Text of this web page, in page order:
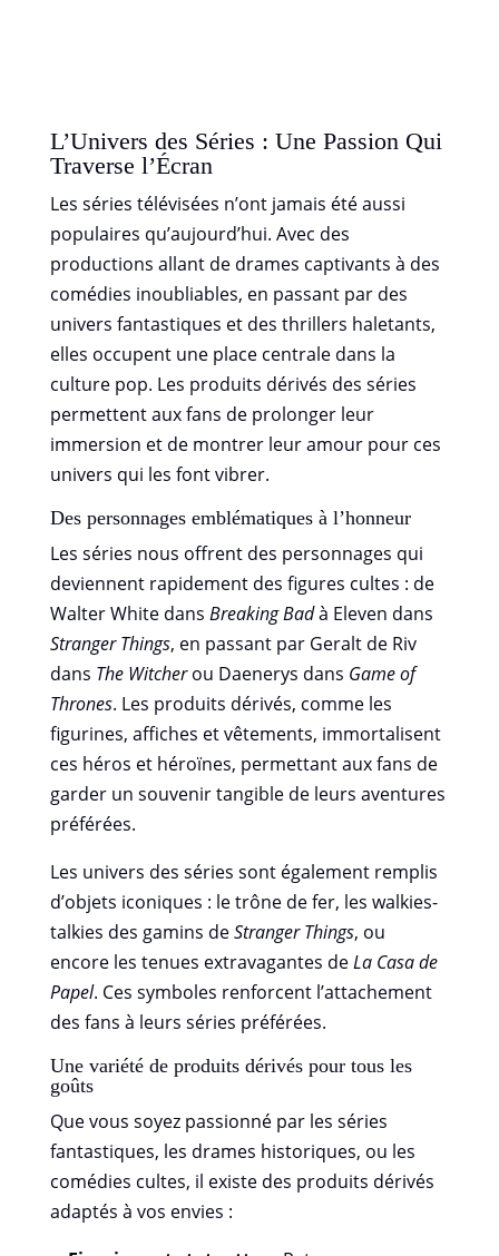
L’Univers des Séries : Une Passion Qui
Traverse l’Écran
Les séries télévisées n’ont jamais été aussi
populaires qu’aujourd’hui. Avec des
productions allant de drames captivants à des
comédies inoubliables, en passant par des
univers fantastiques et des thrillers haletants,
elles occupent une place centrale dans la
culture pop. Les produits dérivés des séries
permettent aux fans de prolonger leur
immersion et de montrer leur amour pour ces
univers qui les font vibrer.
Des personnages emblématiques à l’honneur
Les séries nous offrent des personnages qui
deviennent rapidement des figures cultes : de
Walter White dans Breaking Badà Eleven dans
Stranger Things, en passant par Geralt de Riv
dans The Witcherou Daenerys dans Game of
Thrones. Les produits dérivés, comme les
figurines, affiches et vêtements, immortalisent
ces héros et héroïnes, permettant aux fans de
garder un souvenir tangible de leurs aventures
préférées.
Les univers des séries sont également remplis
d’objets iconiques : le trône de fer, les walkies-
talkies des gamins deStranger Things, ou
encore les tenues extravagantes deLa Casa de
Papel. Ces symboles renforcent l’attachement
des fans à leurs séries préférées.
Une variété de produits dérivés pour tous les
goûts
Que vous soyez passionné par les séries
fantastiques, les drames historiques, ou les
comédies cultes, il existe des produits dérivés
adaptés à vos envies :